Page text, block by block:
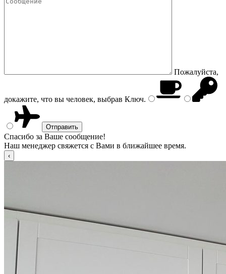
Пожалуйста,
докажите, что вы человек, выбрав Ключ.
Спасибо за Ваше сообщение!
Наш менеджер свяжется с Вами в ближайшее время.